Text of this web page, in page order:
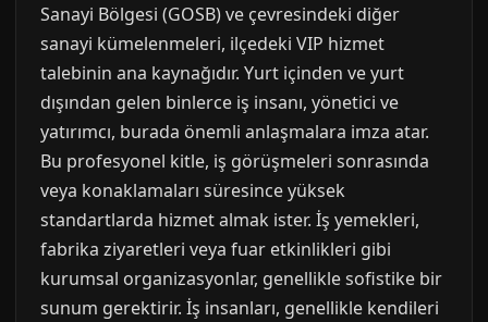
Sanayi Bölgesi (GOSB) ve çevresindeki diğer
sanayi kümelenmeleri, ilçedeki VIP hizmet
talebinin ana kaynağıdır. Yurt içinden ve yurt
dışından gelen binlerce iş insanı, yönetici ve
yatırımcı, burada önemli anlaşmalara imza atar.
Bu profesyonel kitle, iş görüşmeleri sonrasında
veya konaklamaları süresince yüksek
standartlarda hizmet almak ister. İş yemekleri,
fabrika ziyaretleri veya fuar etkinlikleri gibi
kurumsal organizasyonlar, genellikle sofistike bir
sunum gerektirir. İş insanları, genellikle kendileri